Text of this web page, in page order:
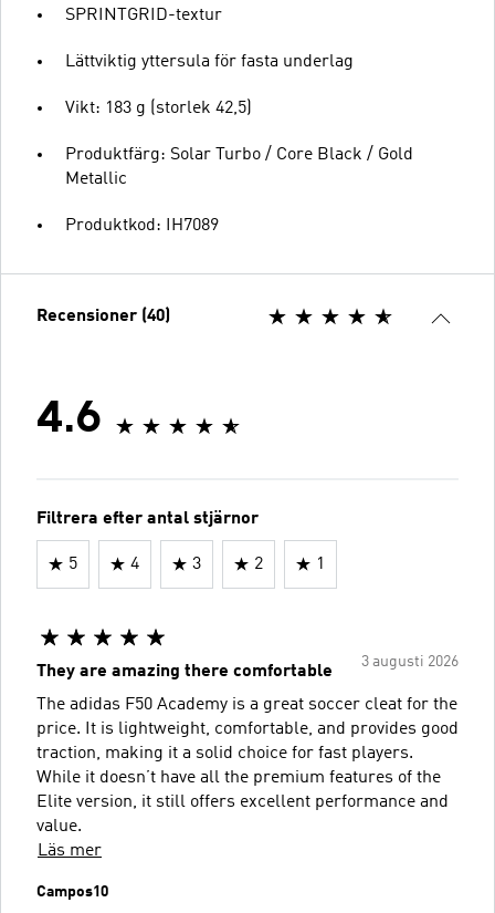
SPRINTGRID-textur
Lättviktig yttersula för fasta underlag
Vikt: 183 g (storlek 42,5)
Produktfärg: Solar Turbo / Core Black / Gold
Metallic
Produktkod: IH7089
Recensioner (40)
4.6
Filtrera efter antal stjärnor
5 4 3 2 1
3 augusti 2026
They are amazing there comfortable
The adidas F50 Academy is a great soccer cleat for the
price. It is lightweight, comfortable, and provides good
traction, making it a solid choice for fast players.
While it doesn’t have all the premium features of the
Elite version, it still offers excellent performance and
value.
Läs mer
Campos10